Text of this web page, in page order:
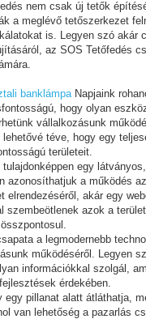
banklámpaNapjaink
hogy olyan
vállalkozásunk
téve, hogy egy
területeit.
egy
azonosíthatjuk a működés
elrendezéséről, akár egy
szembeötlenek azok a
a legmodernebb
működéséről. Legyen
információkkal szolgál,
érdekében.
egy pillanat alatt átláthatja,
van lehetőség a pazarlás